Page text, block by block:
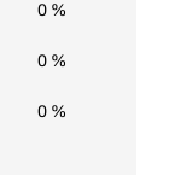
0 %
0 %
0 %